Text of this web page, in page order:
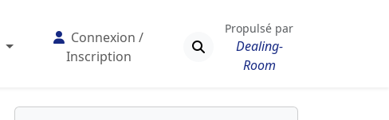
Connexion /
Inscription
Propulsé par
Dealing-
Room